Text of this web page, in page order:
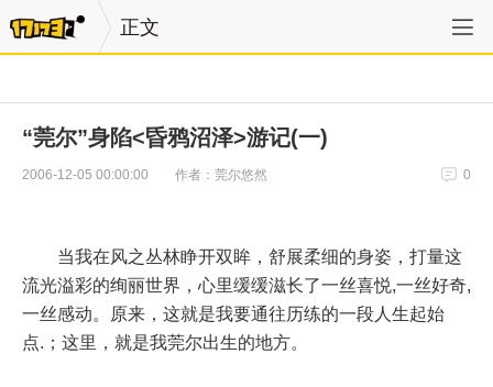
正文
“莞尔”身陷<昏鸦沼泽>游记(一)
2006-12-05 00:00:00 作者：莞尔悠然 0
当我在风之丛林睁开双眸，舒展柔细的身姿，打量这
流光溢彩的绚丽世界，心里缓缓滋长了一丝喜悦,一丝好奇,
一丝感动。原来，这就是我要通往历练的一段人生起始
点.；这里，就是我莞尔出生的地方。